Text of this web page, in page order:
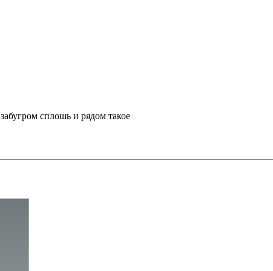
сплошь и рядом такое